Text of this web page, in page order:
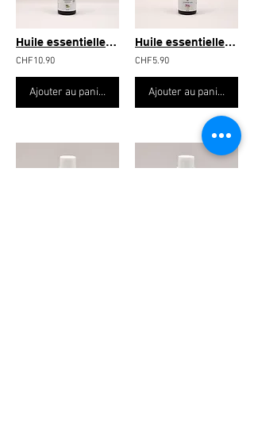
Huile essentielle Ravintsara 10ml.
CHF10.90
Ajouter au panier
Huile essentielle Lavande aspic 10ml.
CHF5.90
Ajouter au panier